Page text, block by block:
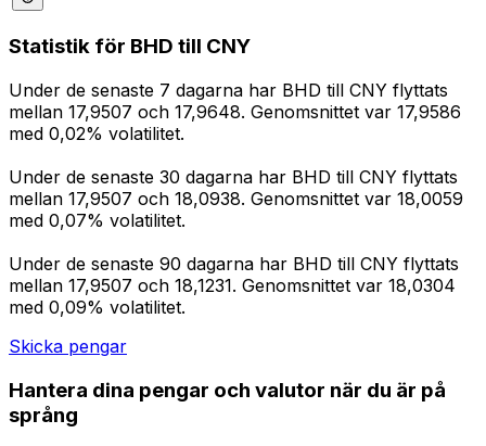
Statistik för BHD till CNY
Under de senaste 7 dagarna har BHD till CNY flyttats
mellan 17,9507 och 17,9648. Genomsnittet var 17,9586
med 0,02% volatilitet.
Under de senaste 30 dagarna har BHD till CNY flyttats
mellan 17,9507 och 18,0938. Genomsnittet var 18,0059
med 0,07% volatilitet.
Under de senaste 90 dagarna har BHD till CNY flyttats
mellan 17,9507 och 18,1231. Genomsnittet var 18,0304
med 0,09% volatilitet.
Skicka pengar
Hantera dina pengar och valutor när du är på
språng